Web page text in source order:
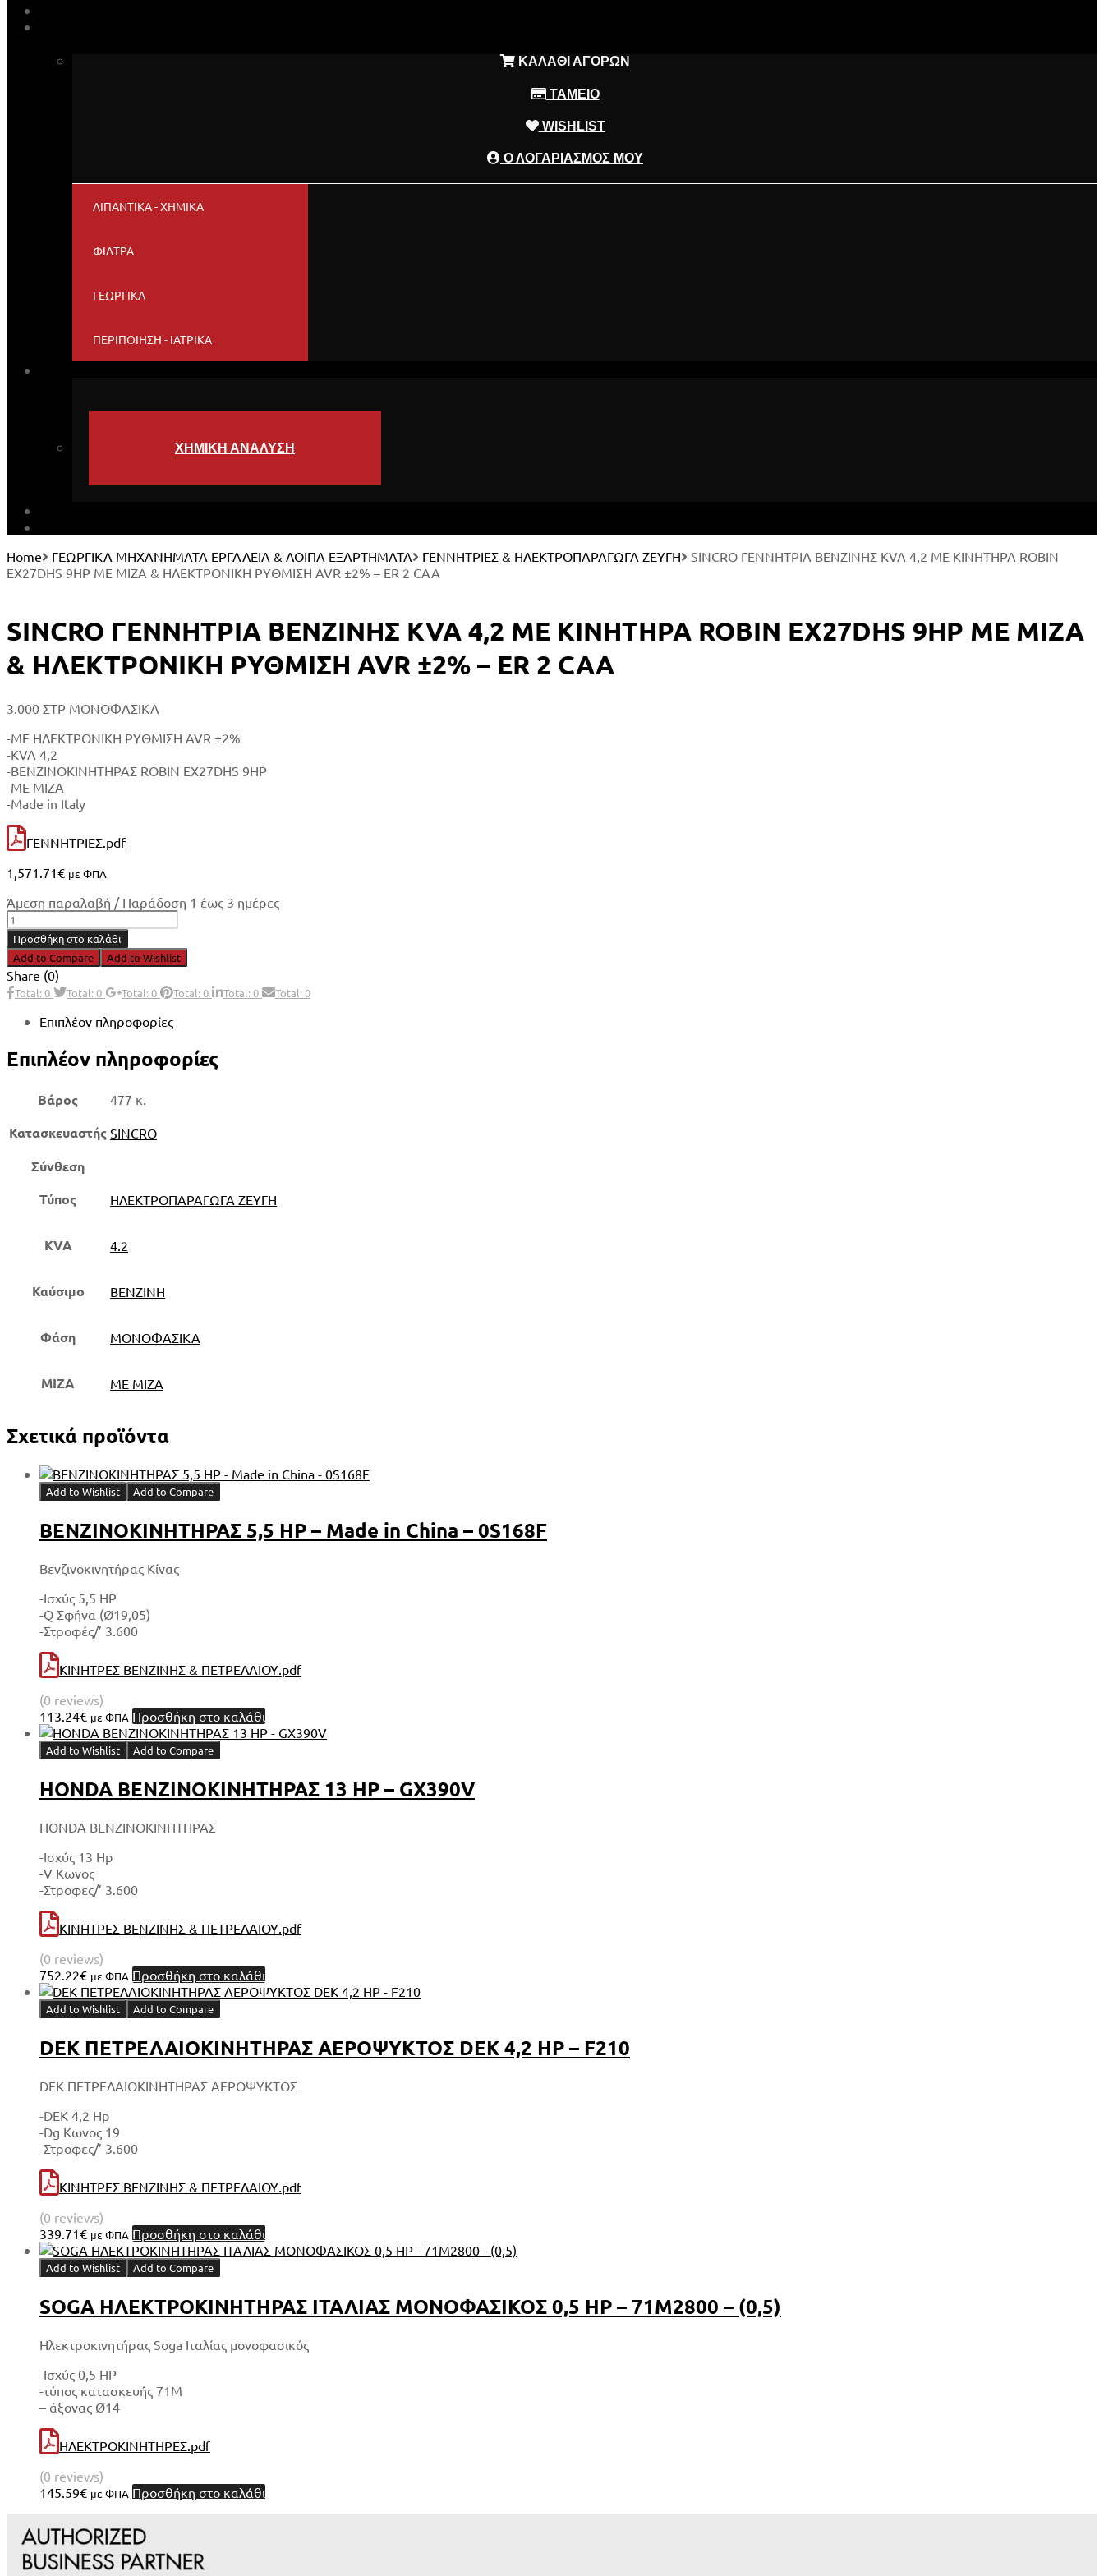
ΚΑΛΑΘΙ ΑΓΟΡΩΝ
ΤΑΜΕΙΟ
WISHLIST
Ο ΛΟΓΑΡΙΑΣΜΟΣ ΜΟΥ
ΛΙΠΑΝΤΙΚΑ - ΧΗΜΙΚΑ
ΦΙΛΤΡΑ
ΓΕΩΡΓΙΚΑ
ΠΕΡΙΠΟΙΗΣΗ - ΙΑΤΡΙΚΑ
ΧΗΜΙΚΗ ΑΝΑΛΥΣΗ
Home
ΓΕΩΡΓΙΚΑ ΜΗΧΑΝΗΜΑΤΑ ΕΡΓΑΛΕΙΑ & ΛΟΙΠΑ ΕΞΑΡΤΗΜΑΤΑ ΓΕΝΝΗΤΡΙΕΣ & ΗΛΕΚΤΡΟΠΑΡΑΓΩΓΑ ΖΕΥΓΗ
SINCRO ΓΕΝΝΗΤΡΙΑ ΒΕΝΖΙΝΗΣ KVA 4,2 ΜΕ ΚΙΝΗΤΗΡΑ ROBIN
EX27DHS 9HP ΜΕ ΜΙΖΑ & ΗΛΕΚΤΡΟΝΙΚΗ ΡΥΘΜΙΣΗ AVR ±2% – ER 2 CAA
SINCRO ΓΕΝΝΗΤΡΙΑ ΒΕΝΖΙΝΗΣ KVA 4,2 ΜΕ ΚΙΝΗΤΗΡΑ ROBIN EX27DHS 9HP ΜΕ ΜΙΖΑ
& ΗΛΕΚΤΡΟΝΙΚΗ ΡΥΘΜΙΣΗ AVR ±2% – ER 2 CAA
3.000 ΣΤΡ ΜΟΝΟΦΑΣΙΚΑ
-ΜΕ ΗΛΕΚΤΡΟΝΙΚΗ ΡΥΘΜΙΣΗ AVR ±2%
-KVA 4,2
-ΒΕΝΖΙΝΟΚΙΝΗΤΗΡΑΣ ROBIN EX27DHS 9HP
-ΜΕ ΜΙΖΑ
-Made in Italy
ΓΕΝΝΗΤΡΙΕΣ.pdf
1,571.71€ με ΦΠΑ
Άμεση παραλαβή / Παράδοση 1 έως 3 ημέρες
SINCRO
ΓΕΝΝΗΤΡΙΑ
ΒΕΝΖΙΝΗΣ
KVA
4,2
ΜΕ
ΚΙΝΗΤΗΡΑ
ROBIN
EX27DHS
9HP
ΗΛΕΚΤΡΟΝΙΚΗ
Προσθήκη στο καλάθι
Add to Compare
Add to Wishlist
Share (0)
Total: 0 Total: 0 Total: 0 Total: 0 Total: 0 Total: 0
Επιπλέον πληροφορίες
Επιπλέον πληροφορίες
Βάρος 477 κ.
Κατασκευαστής SINCRO
Σύνθεση
Τύπος
ΗΛΕΚΤΡΟΠΑΡΑΓΩΓΑ ΖΕΥΓΗ
KVA 4.2
Καύσιμο ΒΕΝΖΙΝΗ
Φάση ΜΟΝΟΦΑΣΙΚΑ
ΜΙΖΑ ΜΕ ΜΙΖΑ
Σχετικά προϊόντα
Add to Wishlist Add to Compare
ΒΕΝΖΙΝΟΚΙΝΗΤΗΡΑΣ 5,5 HP – Made in China – 0S168F
Βενζινοκινητήρας Κίνας
-Ισχύς 5,5 HP
-Q Σφήνα (Ø19,05)
-Στροφές/’ 3.600
ΚΙΝΗΤΡΕΣ ΒΕΝΖΙΝΗΣ & ΠΕΤΡΕΛΑΙΟΥ.pdf
(0 reviews)
113.24€ με ΦΠΑ Προσθήκη στο καλάθι
Add to Wishlist Add to Compare
HONDA ΒΕΝΖΙΝΟΚΙΝΗΤΗΡΑΣ 13 HP – GX390V
HONDA ΒΕΝΖΙΝΟΚΙΝΗΤΗΡΑΣ
-Ισχύς 13 Hp
-V Κωνος
-Στροφες/’ 3.600
ΚΙΝΗΤΡΕΣ ΒΕΝΖΙΝΗΣ & ΠΕΤΡΕΛΑΙΟΥ.pdf
(0 reviews)
752.22€ με ΦΠΑ Προσθήκη στο καλάθι
Add to Wishlist Add to Compare
DEK ΠΕΤΡΕΛΑΙΟΚΙΝΗΤΗΡΑΣ ΑΕΡΟΨΥΚΤΟΣ DEK 4,2 HP – F210
DEK ΠΕΤΡΕΛΑΙΟΚΙΝΗΤΗΡΑΣ ΑΕΡΟΨΥΚΤΟΣ
-DEK 4,2 Hp
-Dg Κωνος 19
-Στροφες/’ 3.600
ΚΙΝΗΤΡΕΣ ΒΕΝΖΙΝΗΣ & ΠΕΤΡΕΛΑΙΟΥ.pdf
(0 reviews)
339.71€ με ΦΠΑ Προσθήκη στο καλάθι
Add to Wishlist Add to Compare
SOGA ΗΛΕΚΤΡΟΚΙΝΗΤΗΡΑΣ ΙΤΑΛΙΑΣ ΜΟΝΟΦΑΣΙΚΟΣ 0,5 HP – 71M2800 – (0,5)
Ηλεκτροκινητήρας Soga Ιταλίας μονοφασικός
-Ισχύς 0,5 HP
-τύπος κατασκευής 71Μ
– άξονας Ø14
ΗΛΕΚΤΡΟΚΙΝΗΤΗΡΕΣ.pdf
(0 reviews)
145.59€ με ΦΠΑ Προσθήκη στο καλάθι